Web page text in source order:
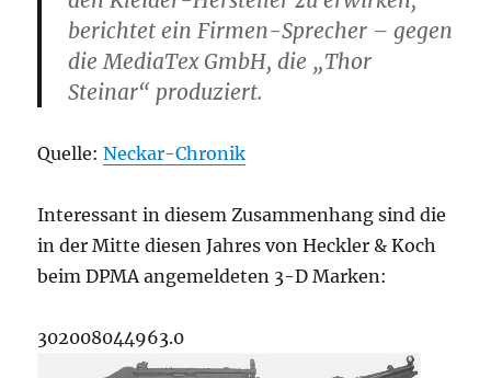
berichtet ein Firmen-Sprecher – gegen
die MediaTex GmbH, die „Thor
Steinar“ produziert.
Quelle:Neckar-Chronik
Interessant in diesem Zusammenhang sind die
in der Mitte diesen Jahres von Heckler & Koch
beim DPMA angemeldeten 3-D Marken:
302008044963.0